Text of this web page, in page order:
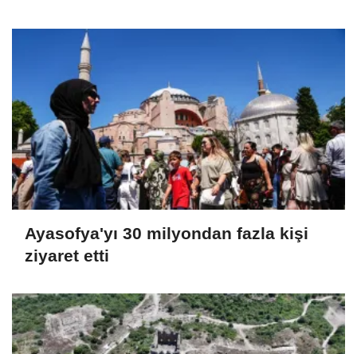
Ayasofya'yı 30 milyondan fazla kişi
ziyaret etti